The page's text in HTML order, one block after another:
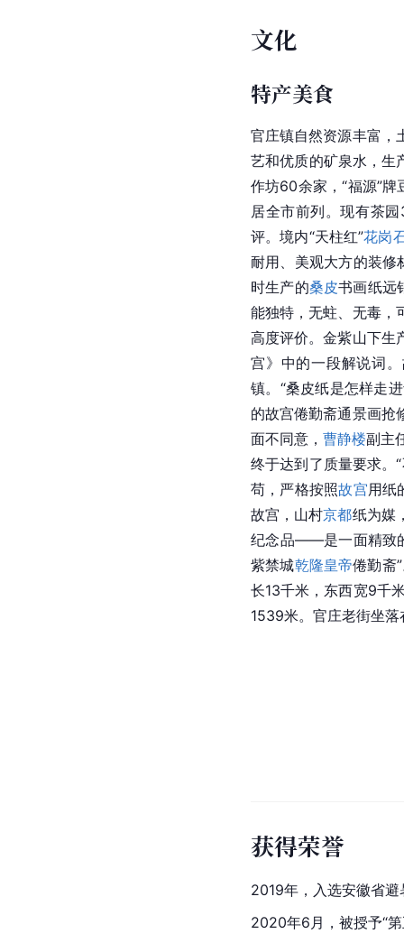
文化
特产美食
官庄镇自然资源丰富，
艺和优质的矿泉水，生
作坊60余家，“福源”牌
居全市前列。现有茶
评。境内“天柱红”花岗
耐用、美观大方的装修
时生产的桑皮书画纸远
能独特，无蛀、无毒，
高度评价。金紫山下生
宫》中的一段解说词
镇。“桑皮纸是怎样走
的故宫倦勤斋通景画抢
面不同意， 曹静楼副主
终于达到了质量要求。
苟，严格按照故宫用纸
故宫 ，山村京都纸为媒
纪念品——是一面精致
紫禁城乾隆皇帝倦勤斋
长13千米，东西宽9千
1539米。官庄老街坐
获得荣誉
2019年，入选安徽省避
2020年6月，被授予“